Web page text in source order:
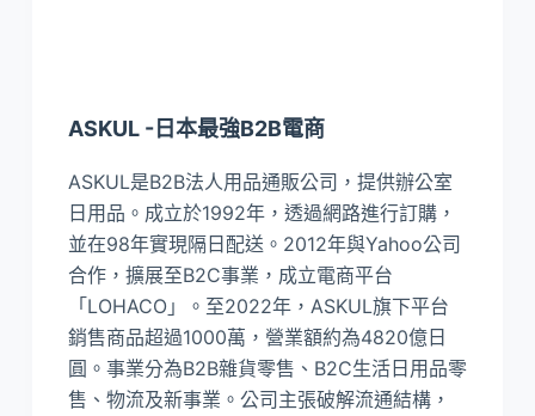
ASKUL -日本最強B2B電商
ASKUL是B2B法人用品通販公司，提供辦公室
日用品。成立於1992年，透過網路進行訂購，
並在98年實現隔日配送。2012年與Yahoo公司
合作，擴展至B2C事業，成立電商平台
「LOHACO」。至2022年，ASKUL旗下平台
銷售商品超過1000萬，營業額約為4820億日
圓。事業分為B2B雜貨零售、B2C生活日用品零
售、物流及新事業。公司主張破解流通結構，